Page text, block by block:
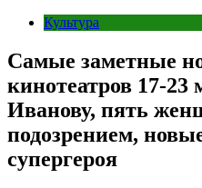
Культура
Самые заметные
кинотеатров 17-
Иванову, пять
подозрением,
супергероя